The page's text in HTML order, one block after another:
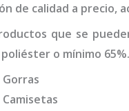
de calidad a precio,
que se
poliéster o mínimo
Gorras
Camisetas